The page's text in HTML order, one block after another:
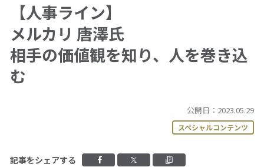
グループ会社一覧
人材派遣やアウトソーシングの
0120-106-102
平日 9:00 - 18:00
【人事ライン】
メルカリ 唐澤氏
相手の価値観を知り、人を巻き込
む
公開日：2023.05.29
スペシャルコンテンツ
記事をシェアする Facebookでシェアする
Xでシェアする